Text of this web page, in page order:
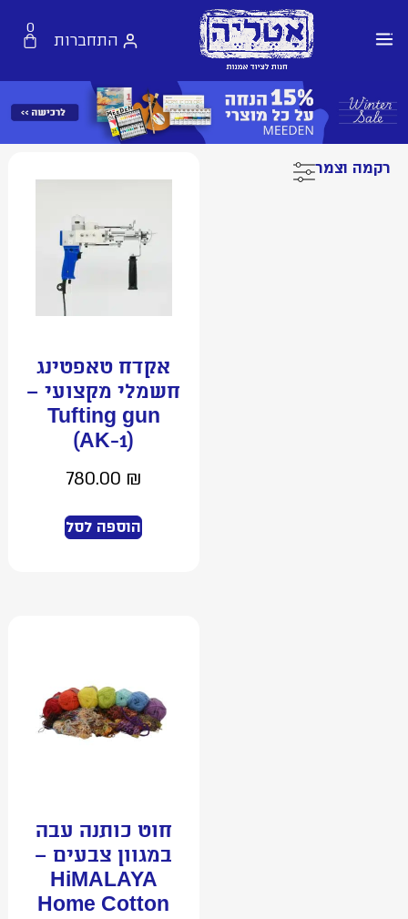
התחברות
0
רקמה וצמר
אקדח טאפטינג
חשמלי מקצועי –
Tufting gun
(AK-1)
780.00₪
הוספה לסל
חוט כותנה עבה
במגוון צבעים –
HiMALAYA
Home Cotton